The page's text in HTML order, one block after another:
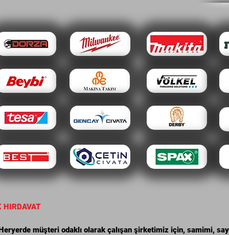
HIRDAVAT
müşteri odaklı olarak çalışan şirketimiz için, samimi,